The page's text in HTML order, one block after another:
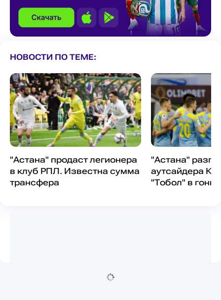
НОВОСТИ ПО ТЕМЕ:
"Астана" продаст легионера
в клуб РПЛ. Известна сумма
трансфера
"Астана"
аутсайдера
"Тобол" в